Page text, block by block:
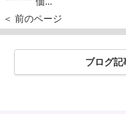
＜ 前のページ
ブログ記